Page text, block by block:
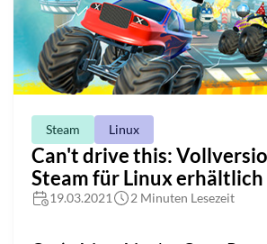
Steam Linux
Can't drive this:
Steam für Linux erhältlich
19.03.2021 2 Minuten Lesezeit